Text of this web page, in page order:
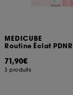
MEDICUBE
Routine Éclat
71,90€
3 produits